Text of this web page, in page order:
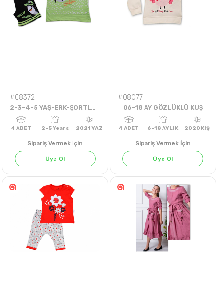
4
#08372
2-3-4-5 YAŞ-ERK-ŞORTLU TAKIM-ON BOARD
Sipariş Vermek İçin
Üye Ol
#08077
06-18 AY GÖZLÜKLÜ KUŞ
Sipariş Vermek İçin
Üye Ol